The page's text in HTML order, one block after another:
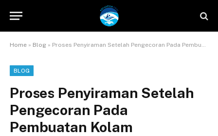
Home » Blog » Proses Penyiraman Setelah Pengecoran Pada Pembuatan Kolam
BLOG
Proses Penyiraman Setelah
Pengecoran Pada
Pembuatan Kolam